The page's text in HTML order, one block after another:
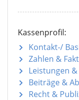
Kassenprofil:
Kontakt-/
Zahlen &
Leistungen
Beiträge &
Recht &